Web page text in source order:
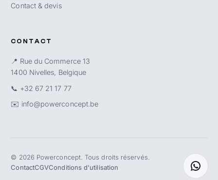
Contact & devis
CONTACT
📍 Rue du Commerce 13
1400 Nivelles, Belgique
📞 +32 67 21 17 77
✉️ info@powerconcept.be
© 2026 Powerconcept. Tous droits réservés.
ContactCGVConditions d'utilisation